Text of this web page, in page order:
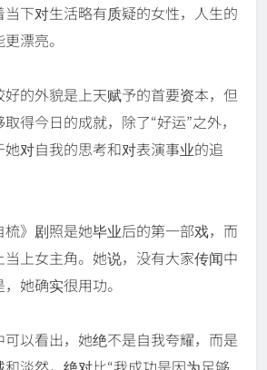
下对生活略有质疑的女性，人生的
漂亮。
的外貌是上天赋予的首要资本，但
得今日的成就，除了“好运”之外，
对自我的思考和对表演事业的追
》剧照是她毕业后的第一部戏，而
上女主角。她说，没有大家传闻中
她确实很用功。
以看出，她绝不是自我夸耀，而是